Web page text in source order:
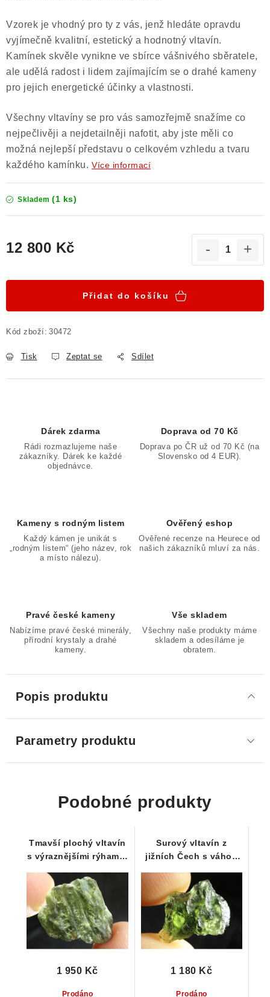
Vzorek je vhodný pro ty z vás, jenž hledáte opravdu
vyjímečně kvalitní, estetický a hodnotný vltavín.
Kamínek skvěle vynikne ve sbírce vášnivého sběratele,
ale udělá radost i lidem zajímajícím se o drahé kameny
pro jejich energetické účinky a vlastnosti.
Všechny vltavíny se pro vás samozřejmě snažíme co
nejpečlivěji a nejdetailněji nafotit, aby jste měli co
možná nejlepší představu o celkovém vzhledu a tvaru
každého kamínku. Více informací
Skladem (1 ks)
12 800 Kč
Přidat do košíku
Kód zboží: 30472
Tisk Zeptat se Sdílet
Dárek zdarma
Rádi rozmazlujeme naše
zákazníky. Dárek ke každé
objednávce.
Doprava od 70 Kč
Doprava po ČR už od 70 Kč (na
Slovensko od 4 EUR).
Kameny s rodným listem
Každý kámen je unikát s
„rodným listem“ (jeho název, rok
a místo nálezu).
Ověřený eshop
Ověřené recenze na Heurece od
našich zákazníků mluví za nás.
Pravé české kameny
Nabízíme pravé české minerály,
přírodní krystaly a drahé
kameny.
Vše skladem
Všechny naše produkty máme
skladem a odesíláme je
obratem.
Popis produktu
Parametry produktu
Podobné produkty
Tmavší plochý vltavín
s výraznějšími rýhami -
Prodáno
1 950 Kč
Surový vltavín z
jižních Čech s váhou
Prodáno
1 180 Kč